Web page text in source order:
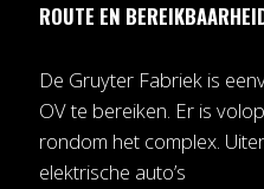
ROUTE EN
De Gruyter Fabriek is
OV te bereiken. Er is
rondom het complex.
elektrische auto’s